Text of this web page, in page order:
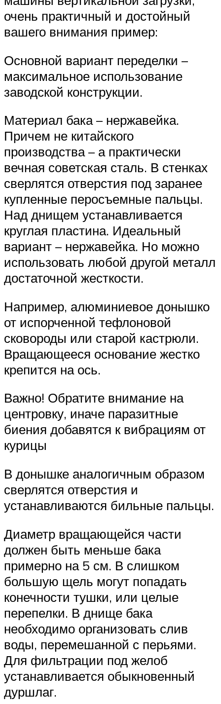
очень практичный и достойный
вашего внимания пример:
Основной вариант переделки –
максимальное использование
заводской конструкции.
Материал бака – нержавейка.
Причем не китайского
производства – а практически
вечная советская сталь. В стенках
сверлятся отверстия под заранее
купленные перосъемные пальцы.
Над днищем устанавливается
круглая пластина. Идеальный
вариант – нержавейка. Но можно
использовать любой другой металл
достаточной жесткости.
Например, алюминиевое донышко
от испорченной тефлоновой
сковороды или старой кастрюли.
Вращающееся основание жестко
крепится на ось.
Важно! Обратите внимание на
центровку, иначе паразитные
биения добавятся к вибрациям от
курицы
В донышке аналогичным образом
сверлятся отверстия и
устанавливаются бильные пальцы.
Диаметр вращающейся части
должен быть меньше бака
примерно на 5 см. В слишком
большую щель могут попадать
конечности тушки, или целые
перепелки. В днище бака
необходимо организовать слив
воды, перемешанной с перьями.
Для фильтрации под желоб
устанавливается обыкновенный
дуршлаг.